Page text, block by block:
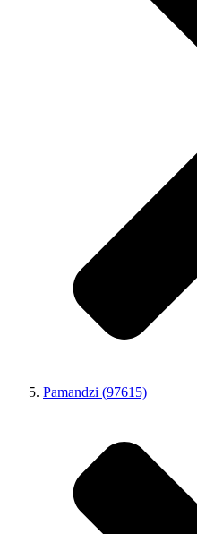
Pamandzi (97615)